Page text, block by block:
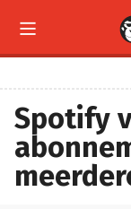

Spotify